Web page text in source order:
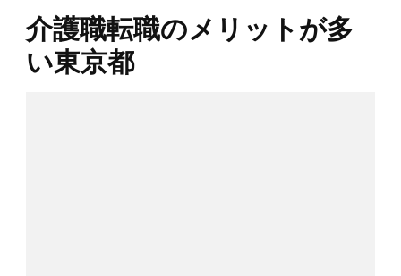
介護職転職のメリットが多
い東京都